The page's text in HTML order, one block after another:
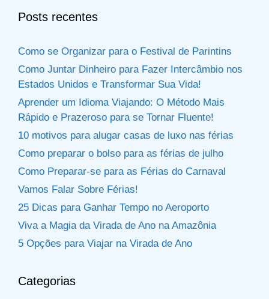
Posts recentes
Como se Organizar para o Festival de Parintins
Como Juntar Dinheiro para Fazer Intercâmbio nos
Estados Unidos e Transformar Sua Vida!
Aprender um Idioma Viajando: O Método Mais
Rápido e Prazeroso para se Tornar Fluente!
10 motivos para alugar casas de luxo nas férias
Como preparar o bolso para as férias de julho
Como Preparar-se para as Férias do Carnaval
Vamos Falar Sobre Férias!
25 Dicas para Ganhar Tempo no Aeroporto
Viva a Magia da Virada de Ano na Amazônia
5 Opções para Viajar na Virada de Ano
Categorias